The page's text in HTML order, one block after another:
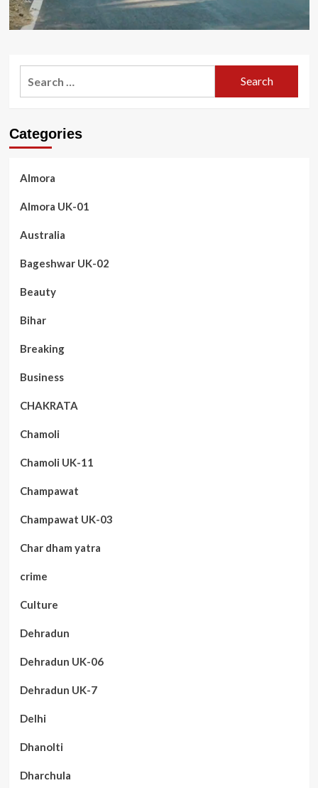
Categories
Almora
Almora UK-01
Australia
Bageshwar UK-02
Beauty
Bihar
Breaking
Business
CHAKRATA
Chamoli
Chamoli UK-11
Champawat
Champawat UK-03
Char dham yatra
crime
Culture
Dehradun
Dehradun UK-06
Dehradun UK-7
Delhi
Dhanolti
Dharchula